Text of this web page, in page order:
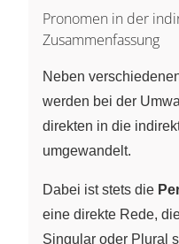
Pronomen in der
Zusammenfassung
Neben
werden bei der
direkten in die
umgewandelt.
Dabei ist stets die
eine direkte Rede,
Singular oder Plural